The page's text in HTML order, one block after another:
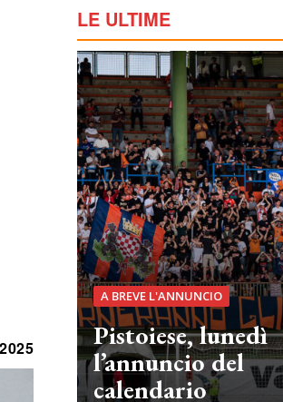
LE ULTIME
A BREVE L'ANNUNCIO
Pistoiese, lunedì
l’annuncio del
calendario